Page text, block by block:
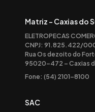
Matriz - Caxias do
ELETROPECAS
CNPJ: 91.825.422/
Rua Os dezoito do
95020-472 – Caxias
Fone: (54) 2101-8100
SAC